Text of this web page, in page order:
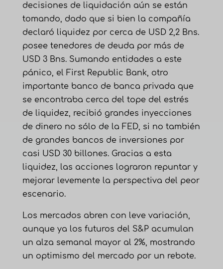
decisiones de liquidación aún se están
tomando, dado que si bien la compañía
declaró liquidez por cerca de USD 2,2 Bns.
posee tenedores de deuda por más de
USD 3 Bns. Sumando entidades a este
pánico, el First Republic Bank, otro
importante banco de banca privada que
se encontraba cerca del tope del estrés
de liquidez, recibió grandes inyecciones
de dinero no sólo de la FED, si no también
de grandes bancos de inversiones por
casi USD 30 billones. Gracias a esta
liquidez, las acciones lograron repuntar y
mejorar levemente la perspectiva del peor
escenario.
Los mercados abren con leve variación,
aunque ya los futuros del S&P acumulan
un alza semanal mayor al 2%, mostrando
un optimismo del mercado por un rebote.